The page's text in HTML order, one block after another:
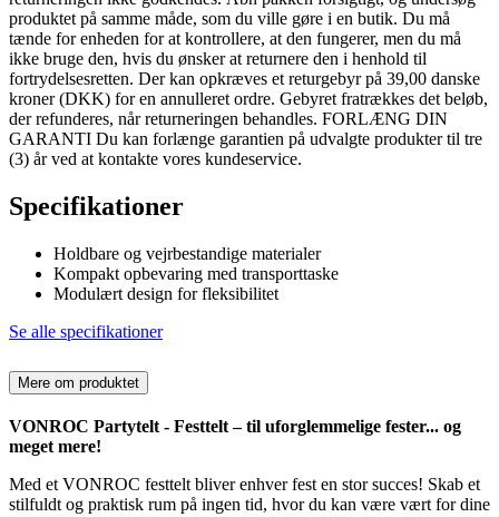
produktet på samme måde, som du ville gøre i en butik. Du må
tænde for enheden for at kontrollere, at den fungerer, men du må
ikke bruge den, hvis du ønsker at returnere den i henhold til
fortrydelsesretten. Der kan opkræves et returgebyr på 39,00 danske
kroner (DKK) for en annulleret ordre. Gebyret fratrækkes det beløb,
der refunderes, når returneringen behandles. FORLÆNG DIN
GARANTI Du kan forlænge garantien på udvalgte produkter til tre
(3) år ved at kontakte vores kundeservice.
Specifikationer
Holdbare og vejrbestandige materialer
Kompakt opbevaring med transporttaske
Modulært design for fleksibilitet
Se alle specifikationer
Mere om produktet
VONROC Partytelt - Festtelt – til uforglemmelige fester... og
meget mere!
Med et VONROC festtelt bliver enhver fest en stor succes! Skab et
stilfuldt og praktisk rum på ingen tid, hvor du kan være vært for dine